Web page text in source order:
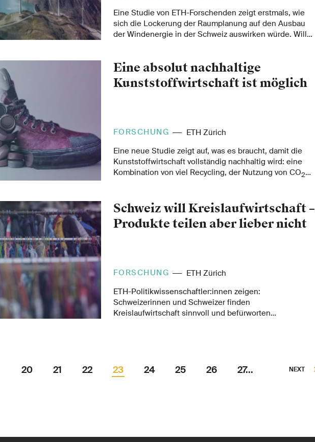
Eine Studie von ETH-Forschenden zeigt erstmals, wie
sich die Lockerung der Raumplanung auf den Ausbau
der Windenergie in der Schweiz auswirken würde. Will
windstarken Agrarflächen im westlichen Mittelland
erwägen.
Eine absolut nachhaltige
Kunststoffwirtschaft ist möglich
FORSCHUNG
ETH Zürich
Eine neue Studie zeigt auf, was es braucht, damit die
Kunststoffwirtschaft vollständig nachhaltig wird: eine
Kombination von viel Recycling, der Nutzung von CO2
Schweiz will Kreislaufwirtschaft –
Produkte teilen aber lieber nicht
FORSCHUNG
ETH Zürich
ETH-Politikwissenschaftler:innen zeigen:
Schweizerinnen und Schweizer finden
Kreislaufwirtschaft sinnvoll und befürworten
20 21 22 23 24 25 26 27... NEXT